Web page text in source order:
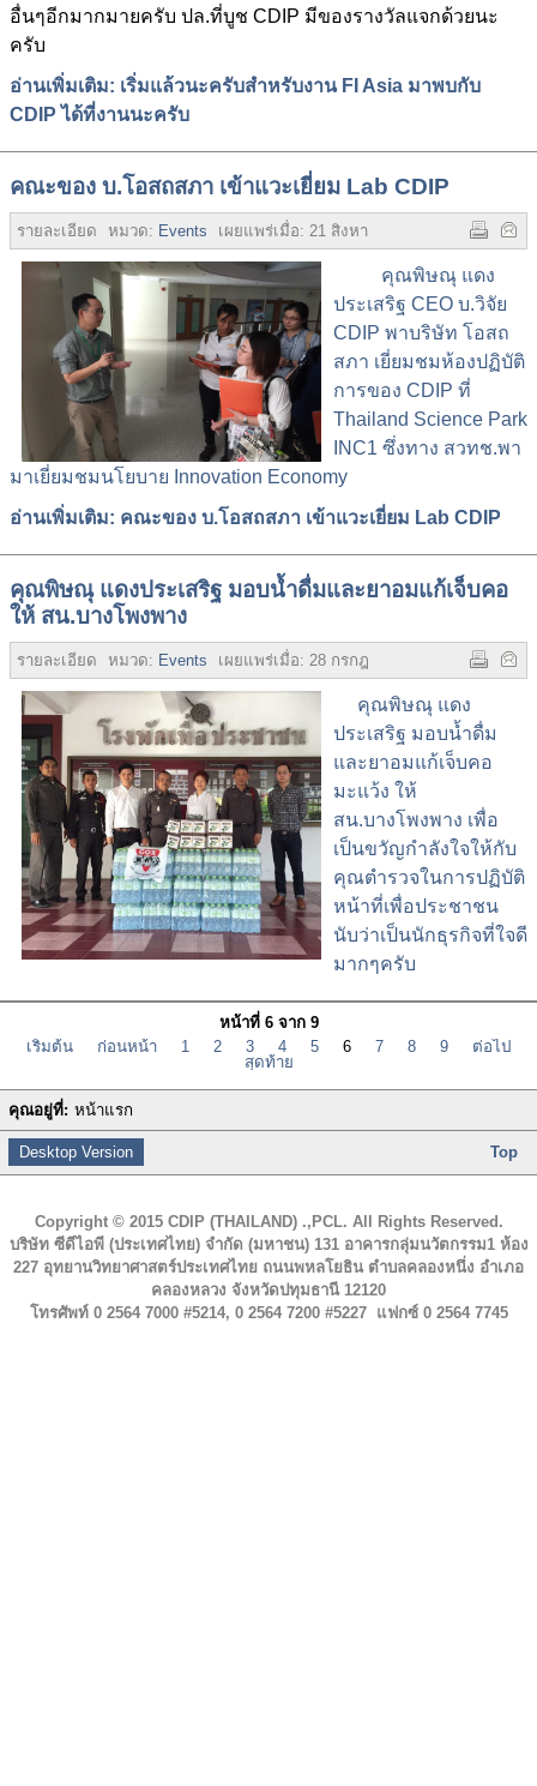
อื่นๆอีกมากมายครับ ปล.ที่บูช CDIP มีของรางวัลแจกด้วยนะ
ครับ
อ่านเพิ่มเติม: เริ่มแล้วนะครับสำหรับงาน FI Asia มาพบกับ
CDIP ได้ที่งานนะครับ
คณะของ บ.โอสถสภา เข้าแวะเยี่ยม Lab CDIP
รายละเอียด หมวด: Events เผยแพร่เมื่อ: 21 สิงหาคม 2558 3543
คุณพิษณุ แดง
ประเสริฐ CEO บ.วิจัย
CDIP พาบริษัท โอสถ
สภา เยี่ยมชมห้องปฏิบัติ
การของ CDIP ที่
Thailand Science Park
INC1 ซึ่งทาง สวทช.พา
มาเยี่ยมชมนโยบาย Innovation Economy
อ่านเพิ่มเติม: คณะของ บ.โอสถสภา เข้าแวะเยี่ยม Lab CDIP
คุณพิษณุ แดงประเสริฐ มอบน้ำดื่มและยาอมแก้เจ็บคอ
ให้ สน.บางโพงพาง
รายละเอียด หมวด: Events เผยแพร่เมื่อ: 28 กรกฎาคม 2558 ฮิต:4510
คุณพิษณุ แดง
ประเสริฐ มอบน้ำดื่ม
และยาอมแก้เจ็บคอ
มะแว้ง ให้
สน.บางโพงพาง เพื่อ
เป็นขวัญกำลังใจให้กับ
คุณตำรวจในการปฏิบัติ
หน้าที่เพื่อประชาชน
นับว่าเป็นนักธุรกิจที่ใจดี
มากๆครับ
หน้าที่ 6 จาก 9
เริ่มต้น
ก่อนหน้า 1 2 3 4 5 6 7 8 9
ต่อไป
สุดท้าย
คุณอยู่ที่: หน้าแรก
Desktop Version Top
Copyright © 2015 CDIP (THAILAND) .,PCL. All Rights Reserved.
บริษัท ซีดีไอพี (ประเทศไทย) จำกัด (มหาชน) 131 อาคารกลุ่มนวัตกรรม1 ห้อง
227 อุทยานวิทยาศาสตร์ประเทศไทย ถนนพหลโยธิน ตำบลคลองหนึ่ง อำเภอ
คลองหลวง จังหวัดปทุมธานี 12120
โทรศัพท์ 0 2564 7000 #5214, 0 2564 7200 #5227 แฟกซ์ 0 2564 7745